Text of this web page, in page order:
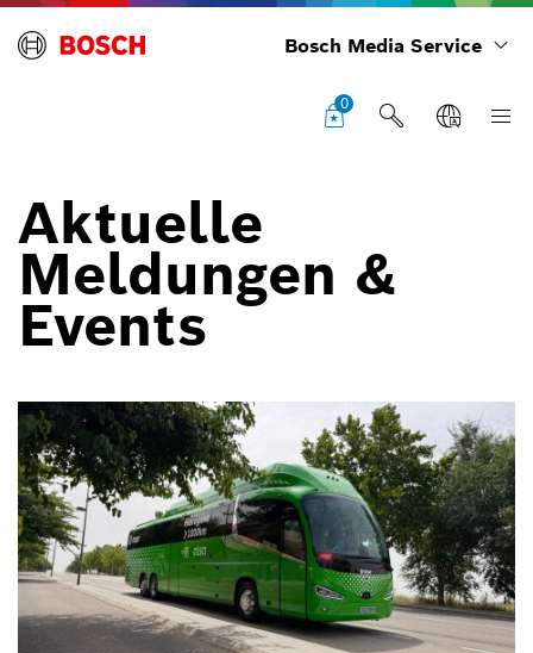
Bosch Media Service
0
Aktuelle
Meldungen &
Events